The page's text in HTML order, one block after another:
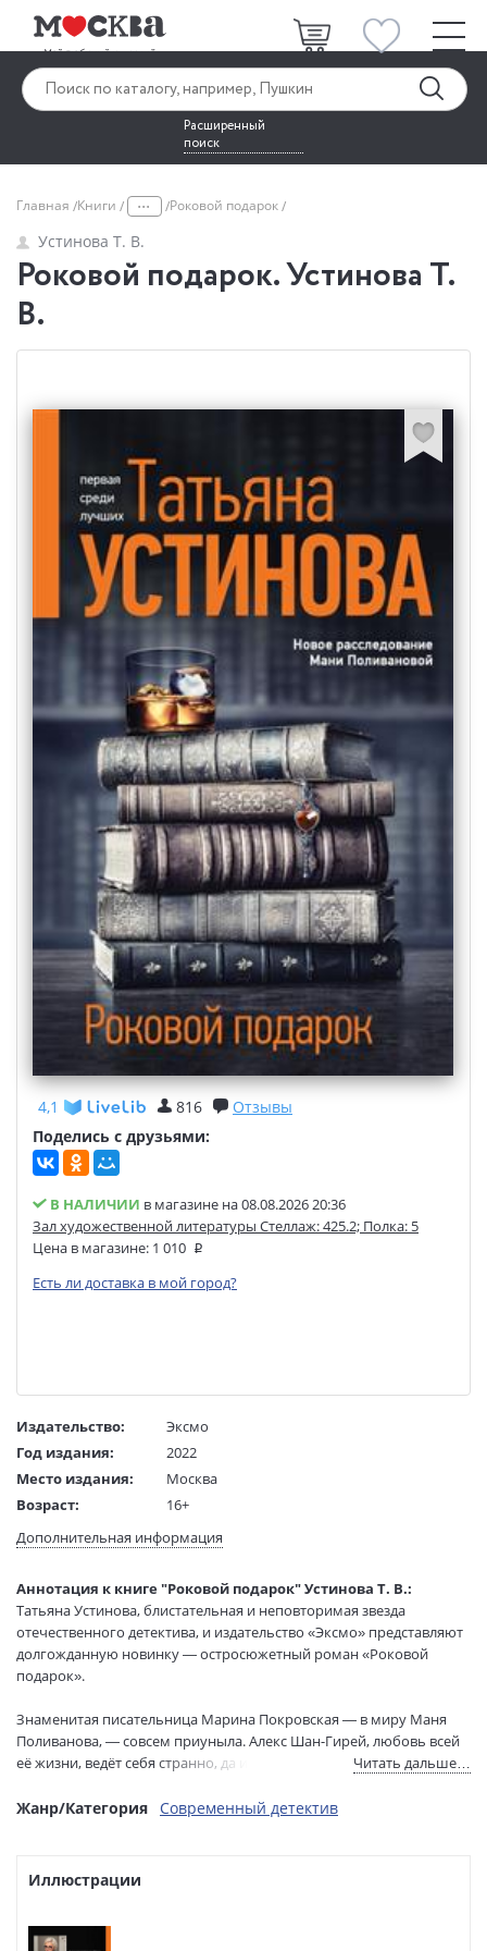
Расширенный
поиск
Главная Книги ... Роковой подарок
Устинова Т. В.
Роковой подарок. Устинова Т.
В.
4,1 816
Отзывы
Поделись с друзьями:
В НАЛИЧИИ в магазине на 08.08.2026 20:36
Зал художественной литературы Стеллаж: 425.2; Полка: 5
Цена в магазине: 1 010
Есть ли доставка в мой город?
Издательство:
Эксмо
Год издания:
2022
Место издания:
Москва
Возраст:
16+
Язык текста:
русский
Формат:
84x108 1/32
Размеры в мм
(ДхШхВ):
207x130x20
Вес:
320 гр.
Страниц:
Код товара:
1124011
Артикул:
ITD000000001263028
В продаже с:
06.09.2022
Дополнительная информация
Аннотация к книге "Роковой подарок" Устинова Т. В.:
Татьяна Устинова, блистательная и неповторимая звезда
отечественного детектива, и издательство «Эксмо» представляют
долгожданную новинку — остросюжетный роман «Роковой
подарок».
Знаменитая писательница Марина Покровская — в миру Маня
Поливанова, — совсем приуныла. Алекс Шан-Гирей, любовь всей
её жизни, ведёт себя странно, да и работа не ладится. Чтобы
становится свидетелем преступления. Прямо у неё на глазах
мужчина.
— так зовут убитого, — на самом деле была вовсе не такой уж
Читать дальше…
Жанр/Категория Современный детектив
Иллюстрации